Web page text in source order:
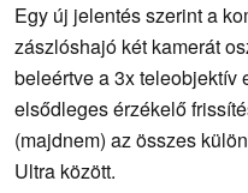
Egy új jelentés szerint a
zászlóshajó két kamerát
beleértve a 3x teleobjektív
elsődleges érzékelő
(majdnem) az összes
Ultra között.